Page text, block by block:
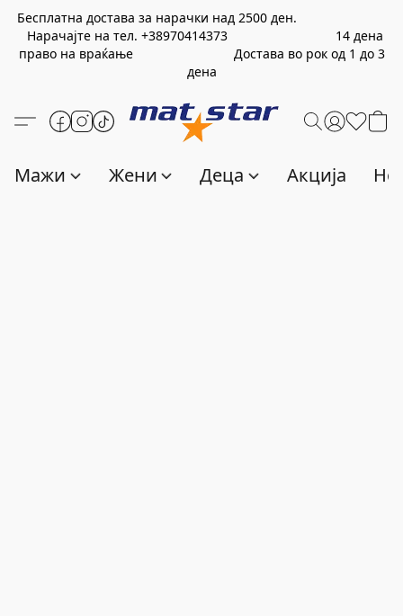
Бесплатна достава за нарачки над 2500 ден.
Нарачајте на тел. +38970414373 14 дена
право на враќање Достава во рок од 1 до 3
дена
Мажи Жени Деца Акција